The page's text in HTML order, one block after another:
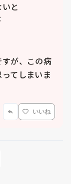
と
が、この病
てしまいま
いいね